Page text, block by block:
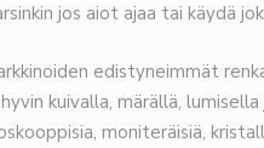
jos aiot ajaa tai käydä
edistyneimmät
kuivalla, märällä, lumisella
moniteräisiä,